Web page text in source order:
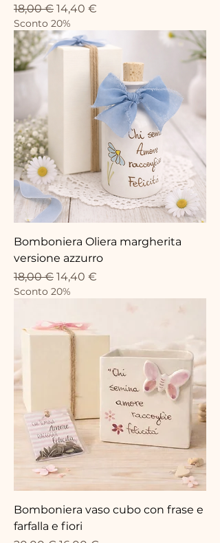
Precio
18,00 € Precio de oferta
14,40 €
Sconto 20%
Bomboniera Oliera margherita
versione azzurro
Precio
18,00 € Precio de oferta
14,40 €
Sconto 20%
Bomboniera vaso cubo con frase e
farfalla e fiori